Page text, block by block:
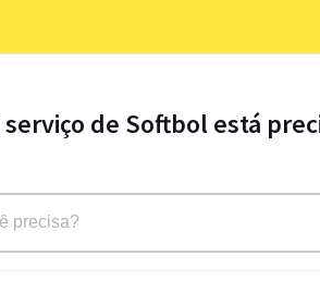
serviço de Softbol está